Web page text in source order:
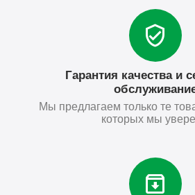
Гарантия качества и
Мы предлагаем только те
которых мы